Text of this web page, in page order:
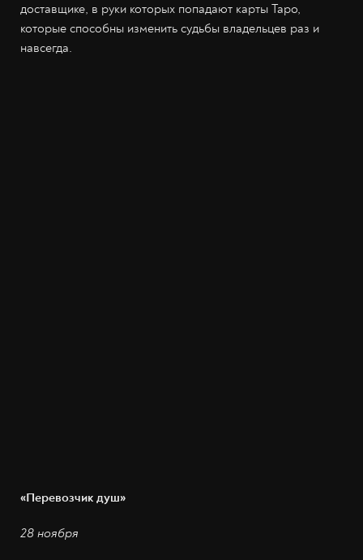
доставщике, в руки которых попадают карты Таро,
которые способны изменить судьбы владельцев раз и
навсегда.
«Перевозчик душ»
28 ноября